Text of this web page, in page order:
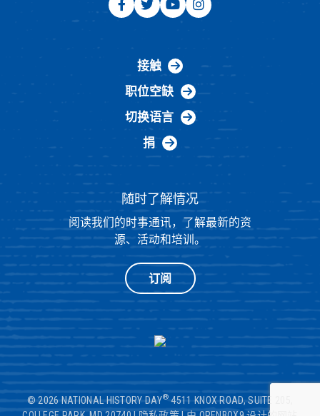
接触
职位空缺
切换语言
捐
随时了解情况
阅读我们的时事通讯，了解最新的资
源、活动和培训。
订阅
© 2026 NATIONAL HISTORY DAY® 4511 KNOX ROAD, SUITE 205,